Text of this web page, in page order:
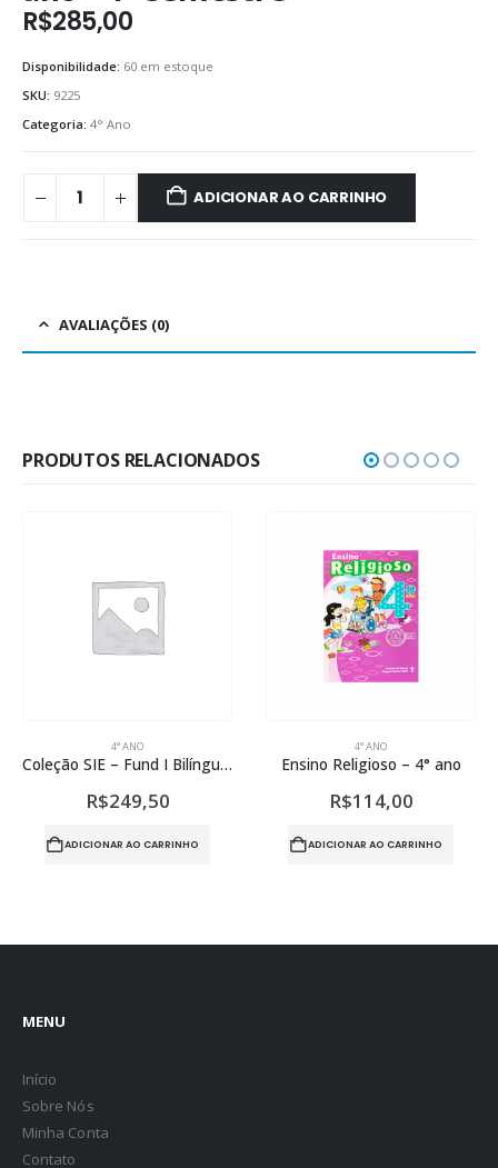
R$285,00
Disponibilidade: 60 em estoque
SKU: 9225
Categoria: 4° Ano
ADICIONAR AO CARRINHO
AVALIAÇÕES (0)
PRODUTOS RELACIONADOS
4° ANO
Coleção SIE – Fund I Bilíngue 4°Ano – Let’s Find Out 2°semestre
R$249,50
ADICIONAR AO CARRINHO
4° ANO
Ensino Religioso – 4° ano
R$114,00
ADICIONAR AO CARRINHO
MENU
Início
Sobre Nós
Minha Conta
Contato